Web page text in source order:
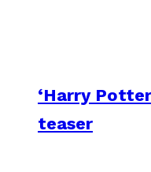
‘Harry
teaser